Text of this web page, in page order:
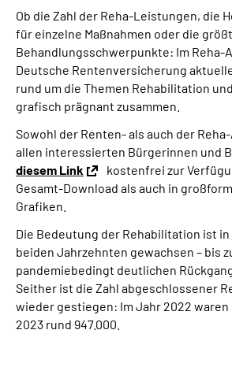
Ob die Zahl der Reha-Leistungen, die
für einzelne Maßnahmen oder die
Behandlungsschwerpunkte: Im Reha-
Deutsche Rentenversicherung
rund um die Themen Rehabilitation
grafisch prägnant zusammen.
Sowohl der Renten- als auch der
allen interessierten Bürgerinnen und
diesem Link
kostenfrei zur
Gesamt-Download als auch in
Grafiken.
Die Bedeutung der Rehabilitation ist
beiden Jahrzehnten gewachsen – bis
pandemiebedingt deutlichen
Seither ist die Zahl abgeschlossener
wieder gestiegen: Im Jahr 2022 waren
2023 rund 947.000.